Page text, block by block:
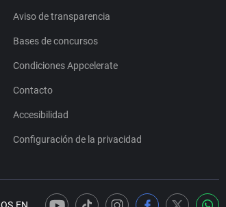
Aviso de transparencia
Bases de concursos
Condiciones Appcelerate
Contacto
Accesibilidad
Configuración de la privacidad